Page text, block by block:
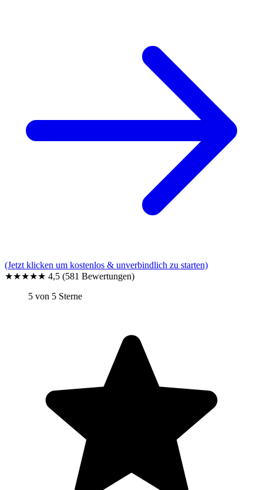
(Jetzt klicken um kostenlos & unverbindlich zu starten)
★★★★★ 4,5 (581 Bewertungen)
5 von 5 Sterne